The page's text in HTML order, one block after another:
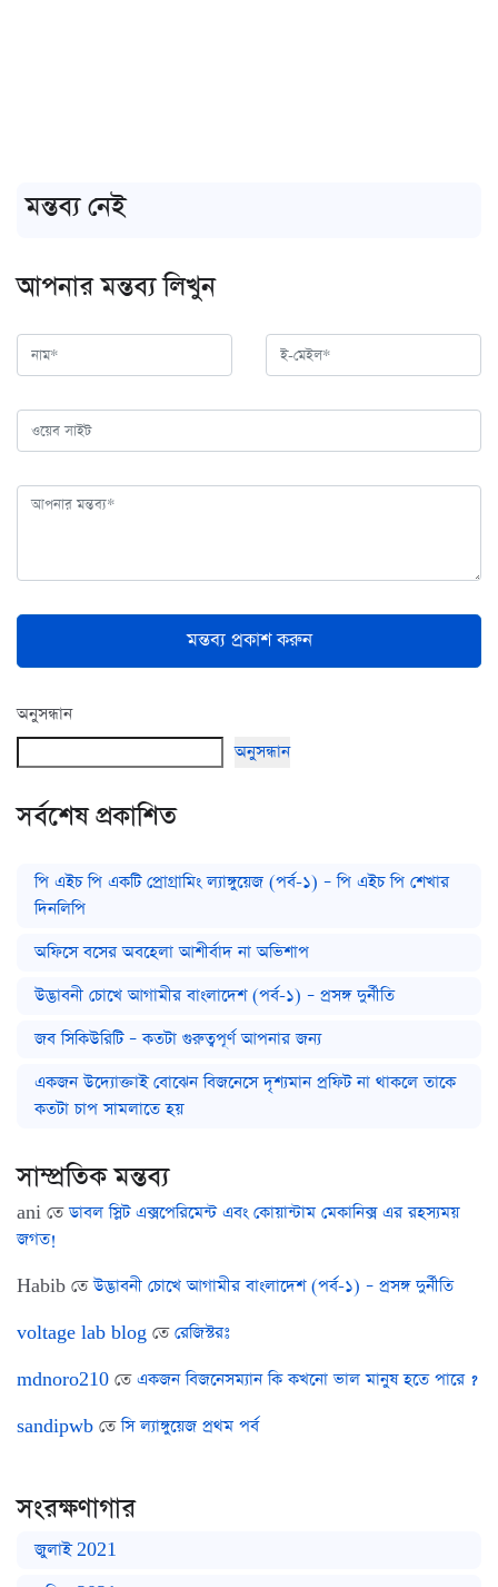
মন্তব্য নেই
আপনার মন্তব্য লিখুন
মন্তব্য প্রকাশ করুন
অনুসন্ধান
অনুসন্ধান
সর্বশেষ প্রকাশিত
পি এইচ পি একটি প্রোগ্রামিং ল্যাঙ্গুয়েজ (পর্ব-১) – পি এইচ পি শেখার
দিনলিপি
অফিসে বসের অবহেলা আশীর্বাদ না অভিশাপ
উদ্ভাবনী চোখে আগামীর বাংলাদেশ (পর্ব-১) – প্রসঙ্গ দুর্নীতি
জব সিকিউরিটি – কতটা গুরুত্বপূর্ণ আপনার জন্য
একজন উদ্যোক্তাই বোঝেন বিজনেসে দৃশ্যমান প্রফিট না থাকলে তাকে
কতটা চাপ সামলাতে হয়
সাম্প্রতিক মন্তব্য
ani তেডাবল স্লিট এক্সপেরিমেন্ট এবং কোয়ান্টাম মেকানিক্স এর রহস্যময়
জগত!
Habib তেউদ্ভাবনী চোখে আগামীর বাংলাদেশ (পর্ব-১) – প্রসঙ্গ দুর্নীতি
voltage lab blog তেরেজিস্টরঃ
mdnoro210 তেএকজন বিজনেসম্যান কি কখনো ভাল মানুষ হতে পারে ?
sandipwb তেসি ল্যাঙ্গুয়েজ প্রথম পর্ব
সংরক্ষণাগার
জুলাই 2021